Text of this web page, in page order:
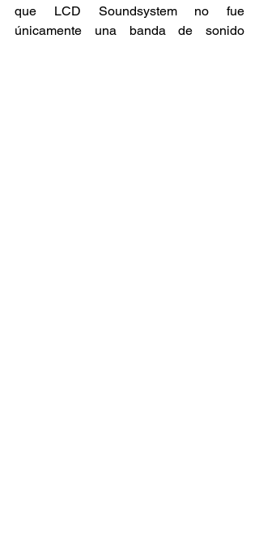
que LCD Soundsystem no fue
únicamente una banda de sonido